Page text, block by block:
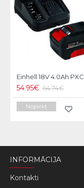
54.95€ 64.74€
Nopirkt
INFORMĀCIJA
Kontakti